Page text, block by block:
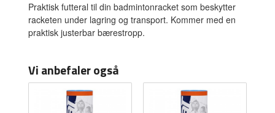
Praktisk futteral til din badmintonracket som beskytter
racketen under lagring og transport. Kommer med en
praktisk justerbar bærestropp.
Vi anbefaler også